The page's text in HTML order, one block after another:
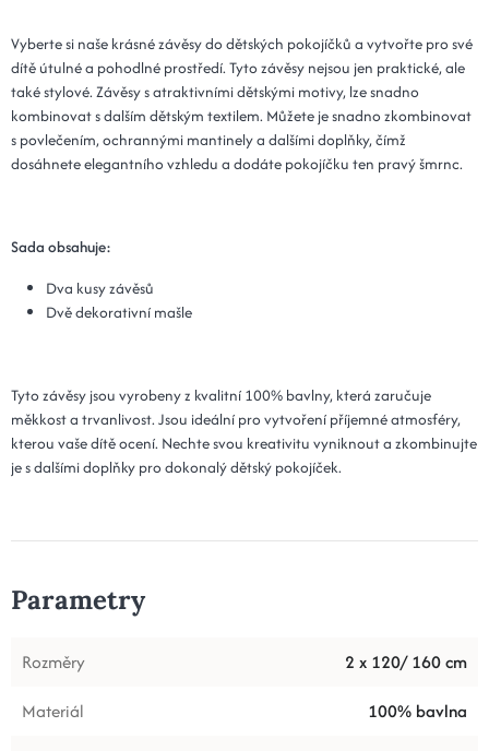
Vyberte si naše krásné závěsy do dětských pokojíčků a vytvořte pro své
dítě útulné a pohodlné prostředí. Tyto závěsy nejsou jen praktické, ale
také stylové. Závěsy s atraktivními dětskými motivy, lze snadno
kombinovat s dalším dětským textilem. Můžete je snadno zkombinovat
s povlečením, ochrannými mantinely a dalšími doplňky, čímž
dosáhnete elegantního vzhledu a dodáte pokojíčku ten pravý šmrnc.
Sada obsahuje:
Dva kusy závěsů
Dvě dekorativní mašle
Tyto závěsy jsou vyrobeny z kvalitní 100% bavlny, která zaručuje
měkkost a trvanlivost. Jsou ideální pro vytvoření příjemné atmosféry,
kterou vaše dítě ocení. Nechte svou kreativitu vyniknout a zkombinujte
je s dalšími doplňky pro dokonalý dětský pokojíček.
Parametry
Rozměry
2 x 120/ 160 cm
Materiál
100% bavlna